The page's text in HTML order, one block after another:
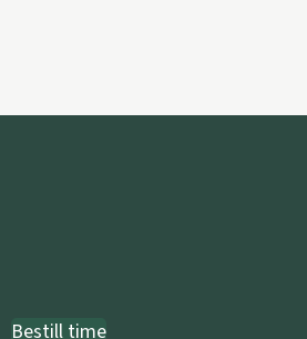
Bestill time